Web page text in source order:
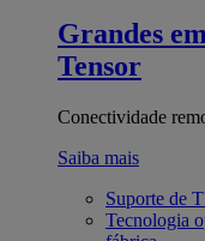
Grandes
Tensor
Conectividade
Saiba mais
Suporte de
Tecnologia